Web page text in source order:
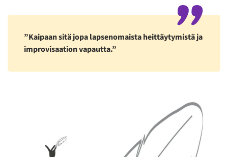
”Kaipaan sitä jopa lapsenomaista heittäytymistä ja
improvisaation vapautta.”